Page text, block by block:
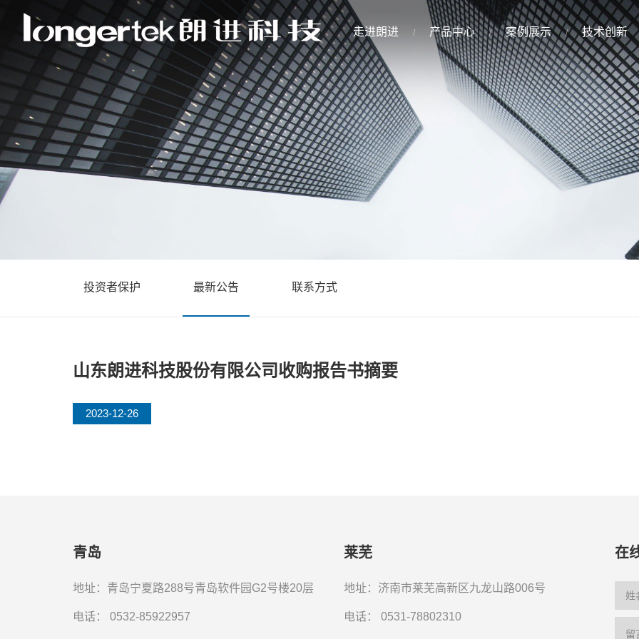
走进朗进 产品中心 案例展示 技术创新
投资者保护 最新公告 联系方式
山东朗进科技股份有限公司收购报告书摘要
2023-12-26
青岛
地址：青岛宁夏路288号青岛软件园G2号楼20层
电话： 0532-85922957
莱芜
地址：济南市莱芜高新区九龙山路006号
电话：0531-78802310
在